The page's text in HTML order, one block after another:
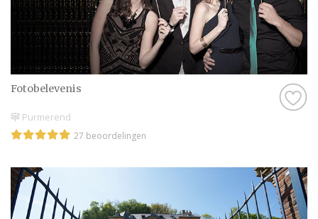
Fotobelevenis
Purmerend
27 beoordelingen